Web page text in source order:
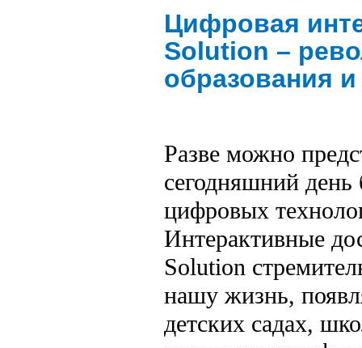
Цифровая
Solution –
образования
Разве можно
сегодняшний день
цифровых
Интерактивные
Solution
нашу жизнь,
детских садах,